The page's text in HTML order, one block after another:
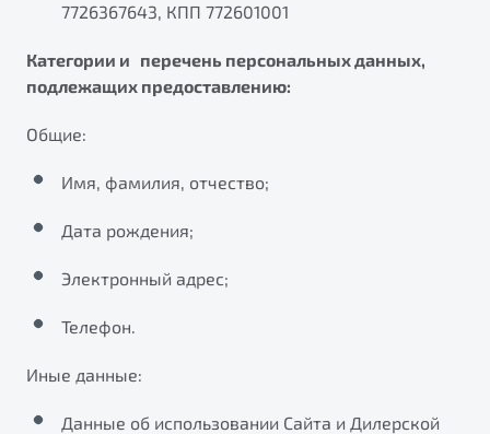
7726367643, КПП 772601001
Категории и перечень персональных данных,
подлежащих предоставлению:
Общие:
Имя, фамилия, отчество;
Дата рождения;
Электронный адрес;
Телефон.
Иные данные:
Данные об использовании Сайта и Дилерской